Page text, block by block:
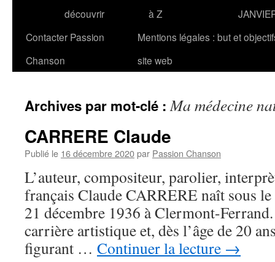
découvrir
à Z
Contacter Passion
Chanson
Mentions légales : but et
site web
Archives par mot-clé :Ma médecine
CARRERE Claude
Publié le 16 décembre 2020par Passion Chanson
L’auteur, compositeur, parolier,
français Claude CARRERE naît sous
21 décembre 1936 à Clermont-
carrière artistique et, dès l’âge de 20
figurant … Continuer la lecture →